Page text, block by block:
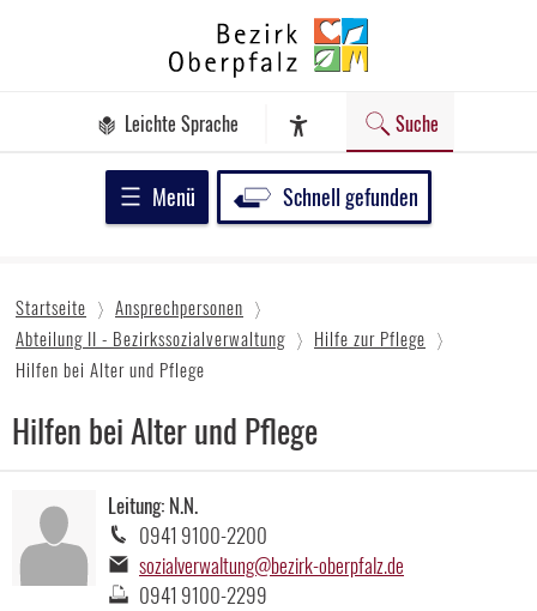
Bezirk
Oberpfalz
Leichte Sprache
Assistenz-Software
Suche
Menü Schnell gefunden
Startseite
Ansprechpersonen
Abteilung II - Bezirkssozialverwaltung
Hilfe zur Pflege
Hilfen bei Alter und Pflege
Hilfen bei Alter und Pflege
Leitung: N.N.
Telefonnummer:
0941 9100-2200
E-
Mail-
sozialverwaltung@bezirk-oberpfalz.de
Faxnummer:
0941 9100-2299